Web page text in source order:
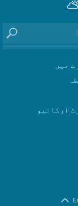
میں
آرکائیو